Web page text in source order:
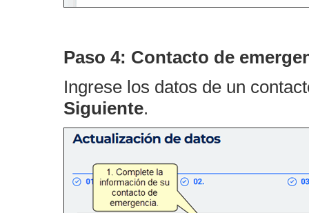
Paso 4: Contacto de
Ingrese los datos de un
Siguiente.